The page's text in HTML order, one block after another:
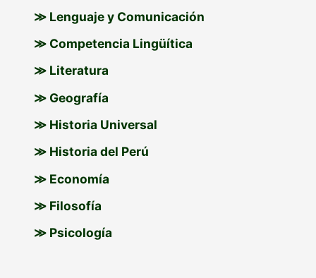
≫ Lenguaje y Comunicación
≫ Competencia Lingüítica
≫ Literatura
≫ Geografía
≫ Historia Universal
≫ Historia del Perú
≫ Economía
≫ Filosofía
≫ Psicología